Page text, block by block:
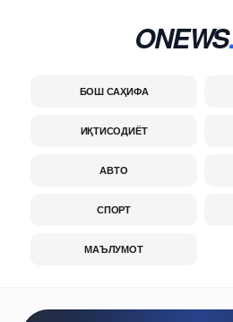
ONEWS
БОШ САҲИФА
ИҚТИСОДИЁТ
АВТО
СПОРТ
МАЪЛУМОТ